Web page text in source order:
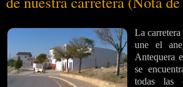
La
une el
Antequera
se
todas las